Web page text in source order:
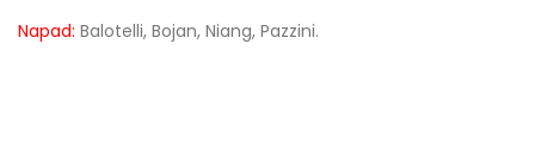
Napad: Balotelli, Bojan, Niang, Pazzini.